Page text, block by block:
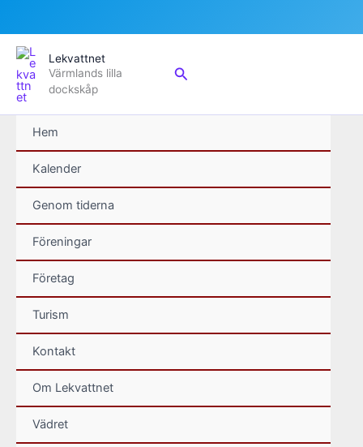
Hoppa
innehåll
Lekvattnet
Värmlands lilla
dockskåp
Sök
Hem
Kalender
Genom tiderna
Föreningar
Företag
Turism
Kontakt
Om Lekvattnet
Vädret